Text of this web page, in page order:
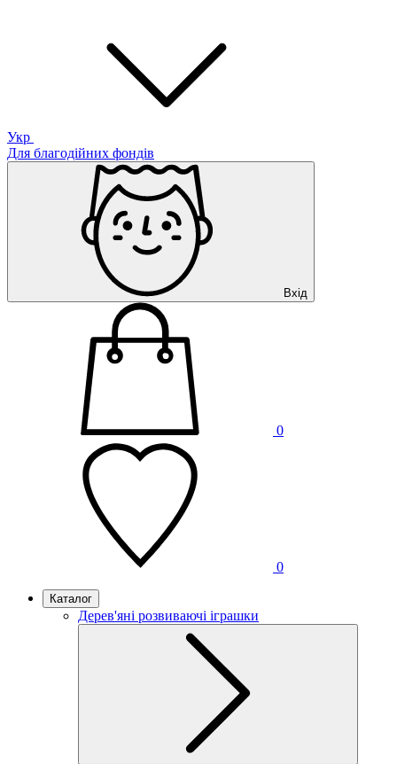
Укр
Для благодійних фондів
Вхід
0
0
Каталог
Дерев'яні розвиваючі іграшки